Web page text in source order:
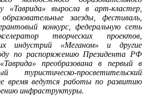
выросла в арт-кластер,
заезды, фестиваль,
конкурс, федеральную сеть
творческих проектов,
индустрий «Меганом» и другие
по распоряжению Президента РФ
преобразована в первый в
туристическо-просветительский
время ведутся работы по развитию
инфраструктуры.